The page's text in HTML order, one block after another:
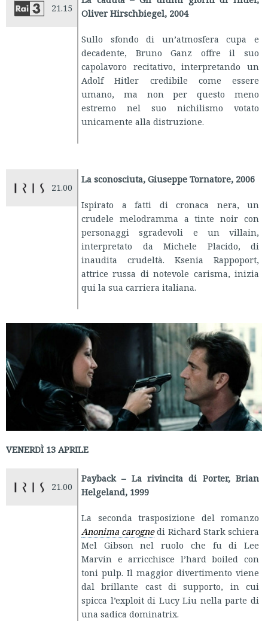
21.15
Oliver Hirschbiegel, 2004
Sullo sfondo di un’atmosfera cupa e
decadente, Bruno Ganz offre il suo
capolavoro recitativo, interpretando un
Adolf Hitler credibile come essere
umano, ma non per questo meno
estremo nel suo nichilismo votato
unicamente alla distruzione.
21.00
La sconosciuta, Giuseppe Tornatore, 2006
Ispirato a fatti di cronaca nera, un
crudele melodramma a tinte noir con
personaggi sgradevoli e un villain,
interpretato da Michele Placido, di
inaudita crudeltà. Ksenia Rappoport,
attrice russa di notevole carisma, inizia
qui la sua carriera italiana.
VENERDÌ 13 APRILE
21.00
Payback – La rivincita di Porter, Brian
Helgeland, 1999
La seconda trasposizione del romanzo
Anonima carognedi Richard Stark schiera
Mel Gibson nel ruolo che fu di Lee
Marvin e arricchisce l’hard boiled con
toni pulp. Il maggior divertimento viene
dal brillante cast di supporto, in cui
spicca l’exploit di Lucy Liu nella parte di
una sadica dominatrix.